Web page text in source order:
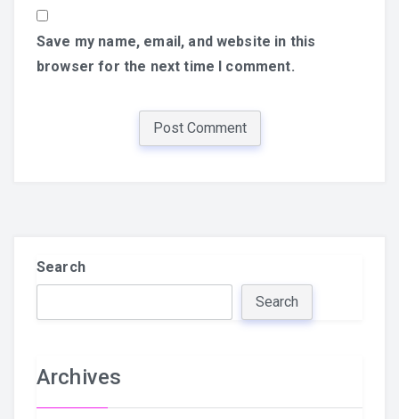
Save my name, email, and website in this
browser for the next time I comment.
Search
Search
Archives